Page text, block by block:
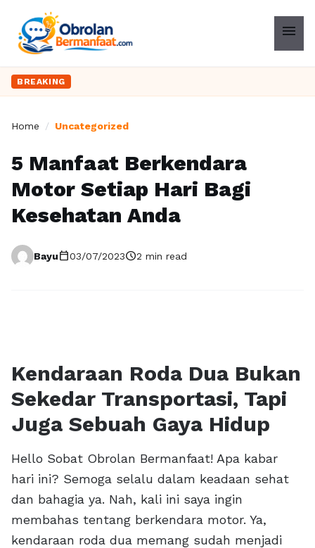
menu
BREAKING
Home / Uncategorized
5 Manfaat Berkendara
Motor Setiap Hari Bagi
Kesehatan Anda
Bayucalendar_today03/07/2023schedule2 min read
Kendaraan Roda Dua Bukan
Sekedar Transportasi, Tapi
Juga Sebuah Gaya Hidup
Hello Sobat Obrolan Bermanfaat! Apa kabar
hari ini? Semoga selalu dalam keadaan sehat
dan bahagia ya. Nah, kali ini saya ingin
membahas tentang berkendara motor. Ya,
kendaraan roda dua memang sudah menjadi